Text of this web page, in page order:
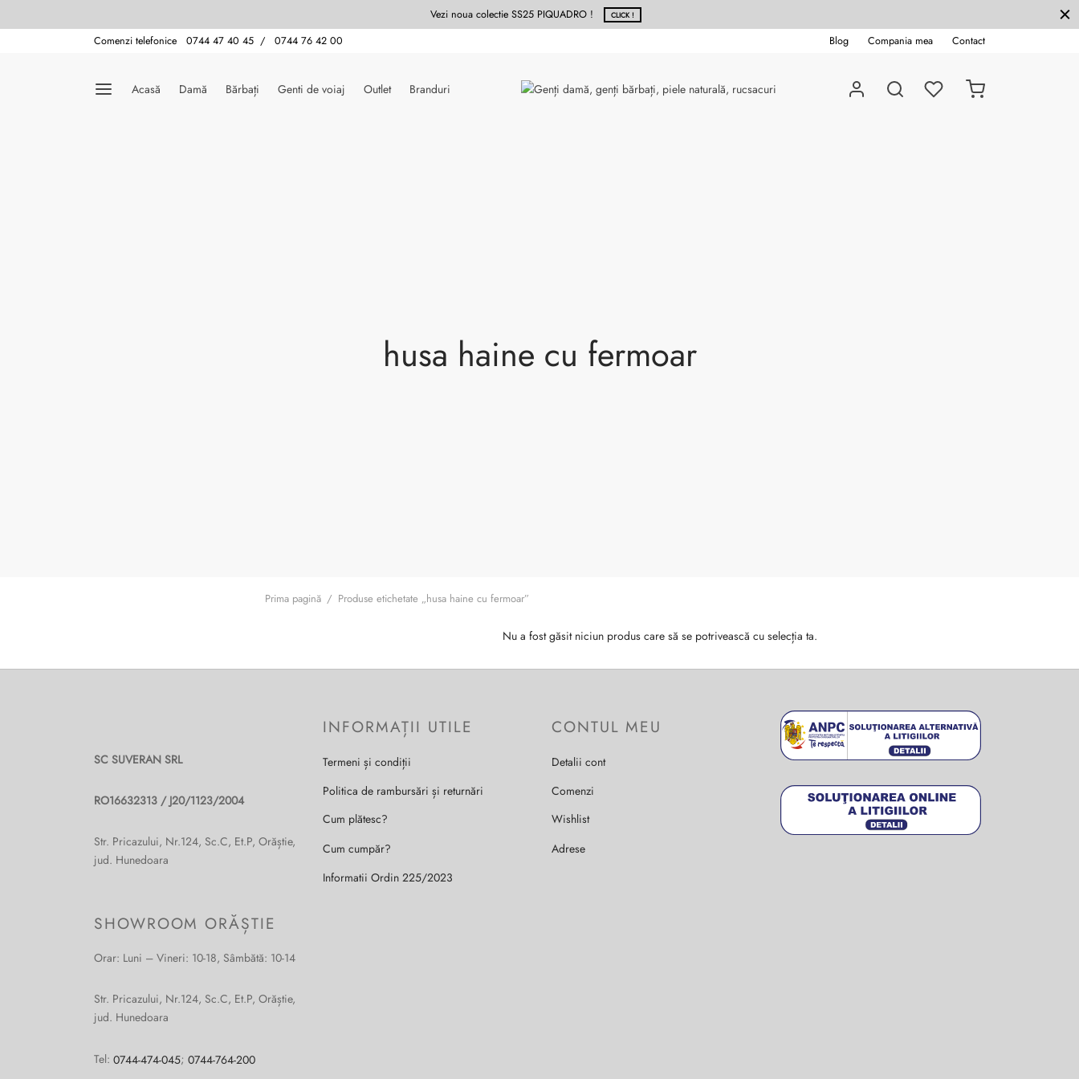
Vezi noua colectie SS25 PIQUADRO ! CLICK !
Comenzi telefonice 0744 47 40 45 / 0744 76 42 00 Blog Compania mea Contact
Acasă Damă Bărbați Genti de voiaj Outlet Branduri
husa haine cu fermoar
Prima pagină / Produse etichetate „husa haine cu fermoar”
Nu a fost găsit niciun produs care să se potrivească cu selecția ta.
SC SUVERAN SRL
RO16632313 / J20/1123/2004
Str. Pricazului, Nr.124, Sc.C, Et.P, Orăștie,
jud. Hunedoara
SHOWROOM ORĂȘTIE
Orar: Luni – Vineri: 10-18, Sâmbătă: 10-14
Str. Pricazului, Nr.124, Sc.C, Et.P, Orăștie,
jud. Hunedoara
Tel: 0744-474-045; 0744-764-200
INFORMAȚII UTILE
Termeni și condiții
Politica de rambursări și returnări
Cum plătesc?
Cum cumpăr?
Informatii Ordin 225/2023
CONTUL MEU
Detalii cont
Comenzi
Wishlist
Adrese